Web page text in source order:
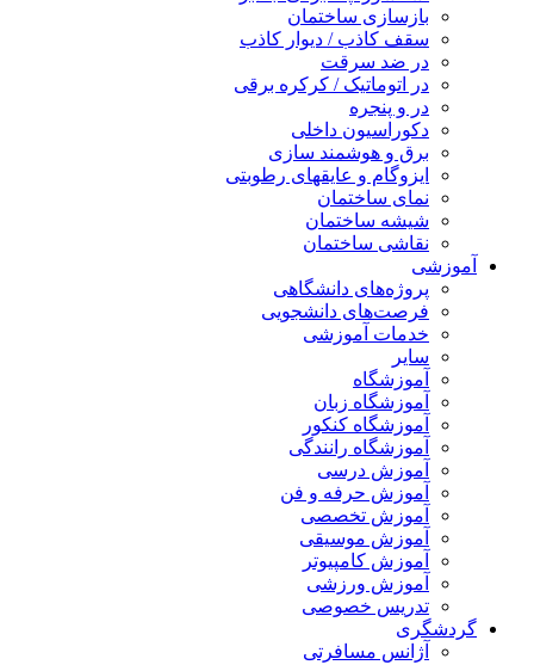
بازسازی ساختمان
سقف کاذب / دیوار کاذب
در ضد سرقت
در اتوماتیک / کرکره برقی
در و پنجره
دکوراسیون داخلی
برق و هوشمند سازی
ایزوگام و عایقهای رطوبتی
نمای ساختمان
شیشه ساختمان
نقاشی ساختمان
آموزشی
پروژه‌های دانشگاهی
فرصت‌های دانشجویی
خدمات آموزشی
سایر
آموزشگاه
آموزشگاه زبان
آموزشگاه کنکور
آموزشگاه رانندگی
آموزش درسی
آموزش حرفه و فن
آموزش تخصصی
آموزش موسیقی
آموزش کامپیوتر
آموزش ورزشی
تدریس خصوصی
گردشگری
آژانس مسافرتی